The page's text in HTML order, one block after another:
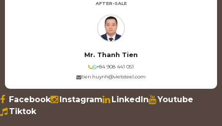
AFTER-SALE
Mr. Thanh Tien
+84 908 441 051
tien.huynh@vietsteel.com
Facebook Instagram LinkedIn
Youtube
Tiktok